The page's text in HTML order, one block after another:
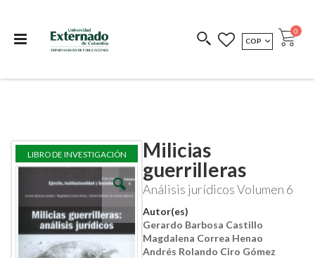
COEDICIONES REDIMIR CÓDIGO
MONEDA
COP Cart
0
Milicias
guerrilleras
Análisis jurídicos Volumen 6
Autor(es)
Gerardo Barbosa Castillo
Magdalena Correa Henao
Andrés Rolando Ciro Gómez
Skip
the
the
images
gallery
Skip
the
beginning
the
images
gallery
LIBRO DE INVESTIGACIÓN